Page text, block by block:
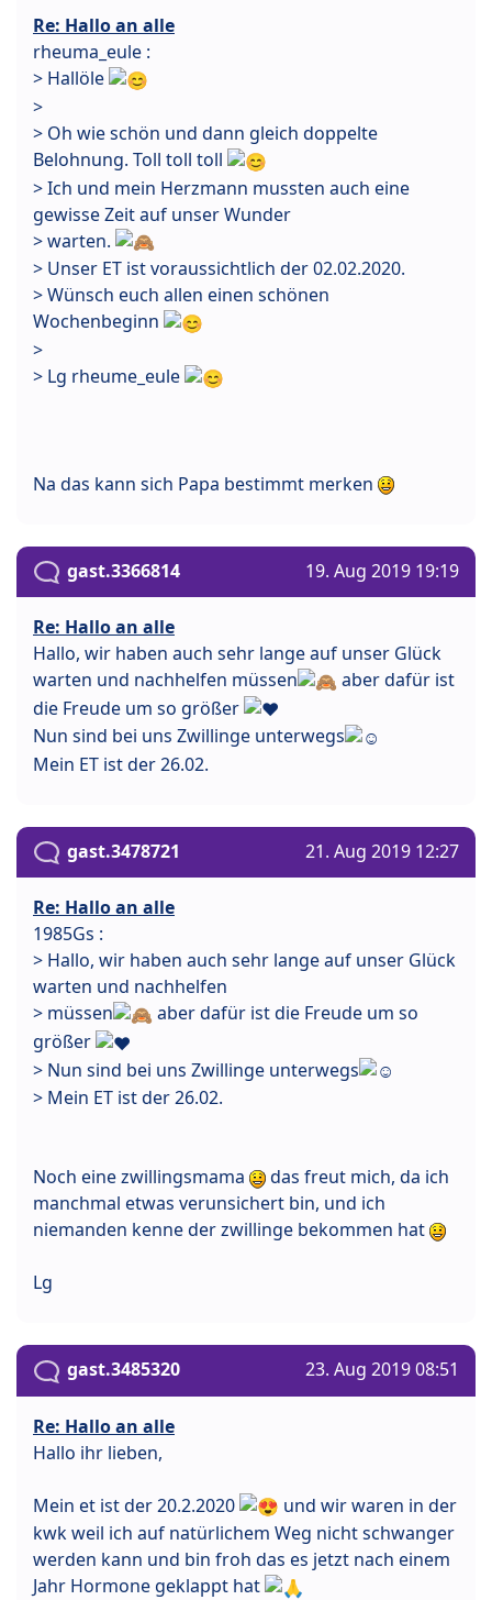
Re: Hallo an alle
rheuma_eule :
> Hallöle
>
> Oh wie schön und dann gleich doppelte
Belohnung. Toll toll toll
> Ich und mein Herzmann mussten auch eine
gewisse Zeit auf unser Wunder
> warten.
> Unser ET ist voraussichtlich der 02.02.2020.
> Wünsch euch allen einen schönen
Wochenbeginn
>
> Lg rheume_eule
Na das kann sich Papa bestimmt merken
gast.3366814 19. Aug 2019 19:19
Re: Hallo an alle
Hallo, wir haben auch sehr lange auf unser Glück
warten und nachhelfen müssen
aber dafür ist
die Freude um so größer
Nun sind bei uns Zwillinge unterwegs
Mein ET ist der 26.02.
gast.3478721 21. Aug 2019 12:27
Re: Hallo an alle
1985Gs :
> Hallo, wir haben auch sehr lange auf unser Glück
warten und nachhelfen
> müssen
aber dafür ist die Freude um so
größer
> Nun sind bei uns Zwillinge unterwegs
> Mein ET ist der 26.02.
Noch eine zwillingsmama
das freut mich, da ich
manchmal etwas verunsichert bin, und ich
niemanden kenne der zwillinge bekommen hat
Lg
gast.3485320 23. Aug 2019 08:51
Re: Hallo an alle
Hallo ihr lieben,
Mein et ist der 20.2.2020
und wir waren in der
kwk weil ich auf natürlichem Weg nicht schwanger
werden kann und bin froh das es jetzt nach einem
Jahr Hormone geklappt hat